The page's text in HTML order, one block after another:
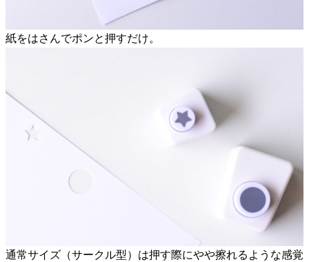
紙をはさんでポンと押すだけ。
通常サイズ（サークル型）は押す際にやや擦れるような感覚